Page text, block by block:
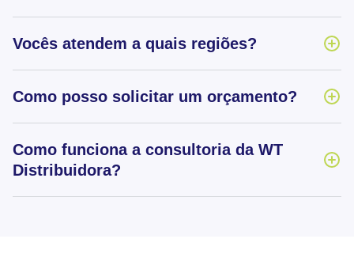
Vocês atendem a quais regiões?
Como posso solicitar um orçamento?
Como funciona a consultoria da WT
Distribuidora?